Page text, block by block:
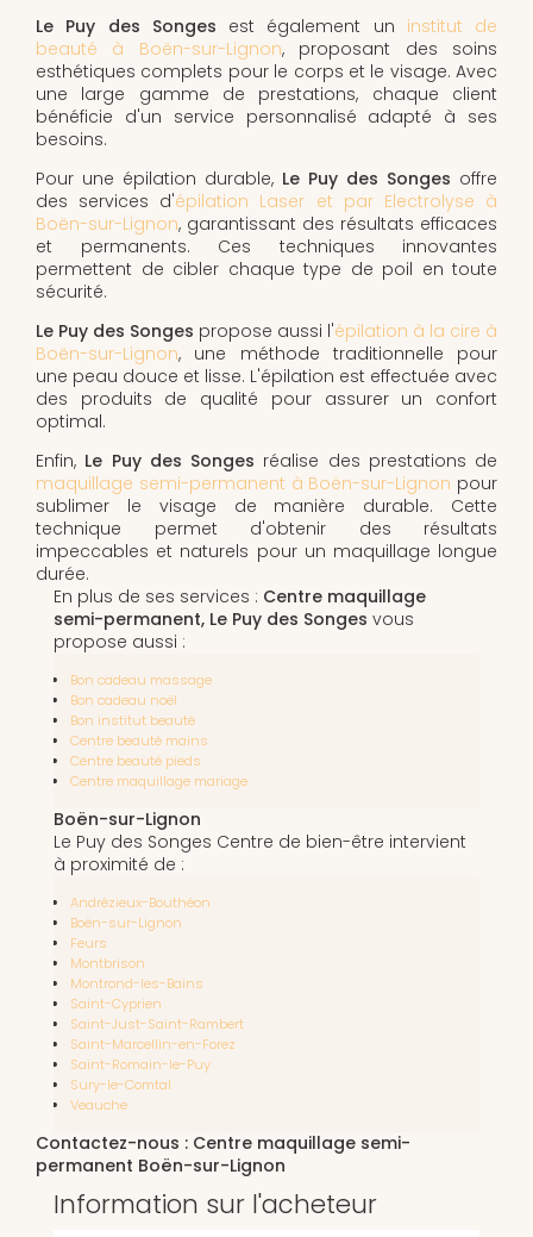
Le Puy des Songes est également un institut de
beauté à Boën-sur-Lignon, proposant des soins
esthétiques complets pour le corps et le visage. Avec
une large gamme de prestations, chaque client
bénéficie d'un service personnalisé adapté à ses
besoins.
Pour une épilation durable, Le Puy des Songes offre
des services d'épilation Laser et par Electrolyse à
Boën-sur-Lignon, garantissant des résultats efficaces
et permanents. Ces techniques innovantes
permettent de cibler chaque type de poil en toute
sécurité.
Le Puy des Songes propose aussi l'épilation à la cire à
Boën-sur-Lignon, une méthode traditionnelle pour
une peau douce et lisse. L'épilation est effectuée avec
des produits de qualité pour assurer un confort
optimal.
Enfin, Le Puy des Songes réalise des prestations de
maquillage semi-permanent à Boën-sur-Lignon pour
sublimer le visage de manière durable. Cette
technique permet d'obtenir des résultats
impeccables et naturels pour un maquillage longue
durée.
En plus de ses services : Centre maquillage
semi-permanent, Le Puy des Songes vous
propose aussi :
Bon cadeau massage
Bon cadeau noël
Bon institut beauté
Centre beauté mains
Centre beauté pieds
Centre maquillage mariage
Boën-sur-Lignon
Le Puy des Songes Centre de bien-être intervient
à proximité de :
Andrézieux-Bouthéon
Boën-sur-Lignon
Feurs
Montbrison
Montrond-les-Bains
Saint-Cyprien
Saint-Just-Saint-Rambert
Saint-Marcellin-en-Forez
Saint-Romain-le-Puy
Sury-le-Comtal
Veauche
Contactez-nous : Centre maquillage semi-
permanent Boën-sur-Lignon
Information sur l'acheteur